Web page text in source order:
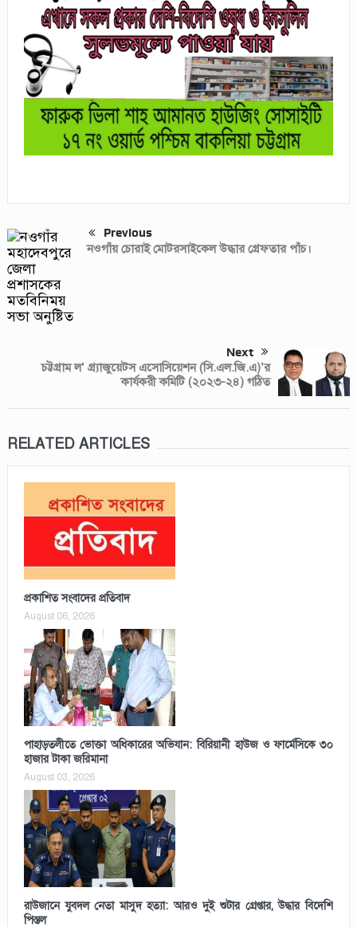
Previous
নওগাঁয় চোরাই মোটরসাইকেল উদ্ধার গ্রেফতার পাঁচ।
Next
চট্টগ্রাম ল’ গ্র্যাজুয়েটস এসোসিয়েশন (সি.এল.জি.এ)’র
কার্যকরী কমিটি (২০২৩-২৪) গঠিত
RELATED ARTICLES
প্রকাশিত সংবাদের প্রতিবাদ
August 06, 2026
পাহাড়তলীতে ভোক্তা অধিকারের অভিযান: বিরিয়ানী হাউজ ও ফার্মেসিকে ৩০
হাজার টাকা জরিমানা
August 03, 2026
রাউজানে যুবদল নেতা মাসুদ হত্যা: আরও দুই শুটার গ্রেপ্তার, উদ্ধার বিদেশি
পিস্তল